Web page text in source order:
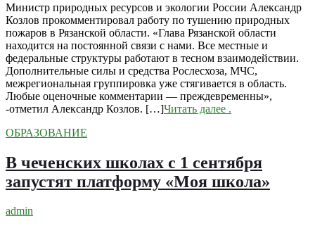
Министр природных ресурсов и экологии России Александр
Козлов прокомментировал работу по тушению природных
пожаров в Рязанской области. «Глава Рязанской области
находится на постоянной связи с нами. Все местные и
федеральные структуры работают в тесном взаимодействии.
Дополнительные силы и средства Рослесхоза, МЧС,
межрегиональная группировка уже стягивается в область.
Любые оценочные комментарии — преждевременны»,
-отметил Александр Козлов. […]Читать далее .
ОБРАЗОВАНИЕ
В чеченских школах с 1 сентября
запустят платформу «Моя школа»
admin